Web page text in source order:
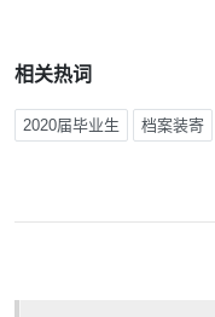
相关热词
2020届毕业生 档案装寄